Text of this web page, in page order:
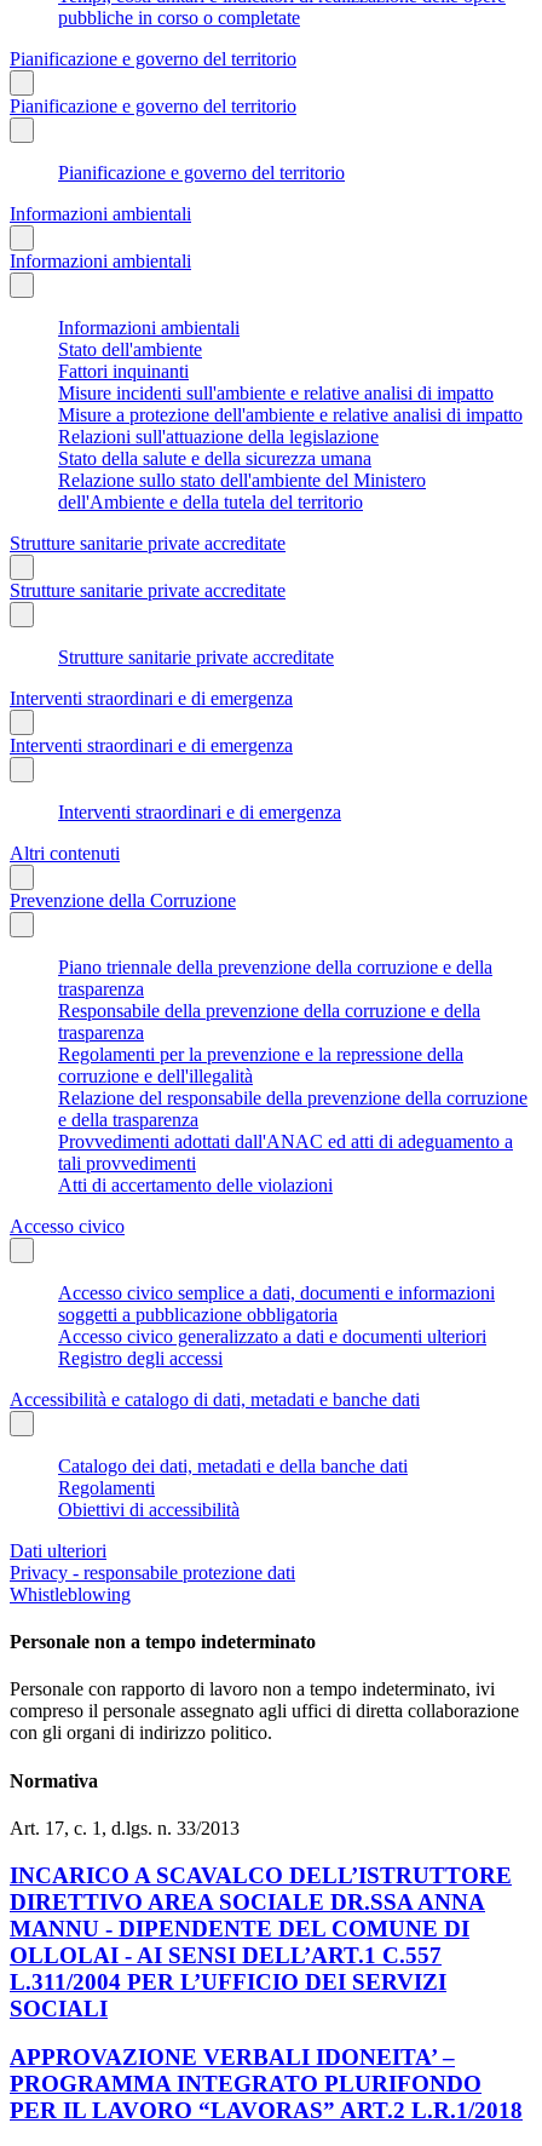
pubbliche in corso o completate
Pianificazione e governo del territorio
Pianificazione e governo del territorio
Pianificazione e governo del territorio
Informazioni ambientali
Informazioni ambientali
Informazioni ambientali
Stato dell'ambiente
Fattori inquinanti
Misure incidenti sull'ambiente e relative analisi di impatto
Misure a protezione dell'ambiente e relative analisi di impatto
Relazioni sull'attuazione della legislazione
Stato della salute e della sicurezza umana
Relazione sullo stato dell'ambiente del Ministero
dell'Ambiente e della tutela del territorio
Strutture sanitarie private accreditate
Strutture sanitarie private accreditate
Strutture sanitarie private accreditate
Interventi straordinari e di emergenza
Interventi straordinari e di emergenza
Interventi straordinari e di emergenza
Altri contenuti
Prevenzione della Corruzione
Piano triennale della prevenzione della corruzione e della
trasparenza
Responsabile della prevenzione della corruzione e della
trasparenza
Regolamenti per la prevenzione e la repressione della
corruzione e dell'illegalità
Relazione del responsabile della prevenzione della corruzione
e della trasparenza
Provvedimenti adottati dall'ANAC ed atti di adeguamento a
tali provvedimenti
Atti di accertamento delle violazioni
Accesso civico
Accesso civico semplice a dati, documenti e informazioni
soggetti a pubblicazione obbligatoria
Accesso civico generalizzato a dati e documenti ulteriori
Registro degli accessi
Accessibilità e catalogo di dati, metadati e banche dati
Catalogo dei dati, metadati e della banche dati
Regolamenti
Obiettivi di accessibilità
Dati ulteriori
Privacy - responsabile protezione dati
Whistleblowing
Personale non a tempo indeterminato
Personale con rapporto di lavoro non a tempo indeterminato, ivi
compreso il personale assegnato agli uffici di diretta collaborazione
con gli organi di indirizzo politico.
Normativa
Art. 17, c. 1, d.lgs. n. 33/2013
INCARICO A SCAVALCO DELL’ISTRUTTORE
DIRETTIVO AREA SOCIALE DR.SSA ANNA
MANNU - DIPENDENTE DEL COMUNE DI
OLLOLAI - AI SENSI DELL’ART.1 C.557
L.311/2004 PER L’UFFICIO DEI SERVIZI
SOCIALI
APPROVAZIONE VERBALI IDONEITA’ –
PROGRAMMA INTEGRATO PLURIFONDO
PER IL LAVORO “LAVORAS” ART.2 L.R.1/2018